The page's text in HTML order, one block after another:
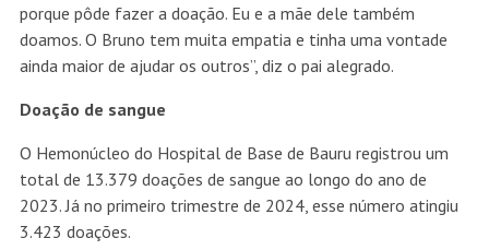
porque pôde fazer a doação. Eu e a mãe dele também
doamos. O Bruno tem muita empatia e tinha uma vontade
ainda maior de ajudar os outros”, diz o pai alegrado.
Doação de sangue
O Hemonúcleo do Hospital de Base de Bauru registrou um
total de 13.379 doações de sangue ao longo do ano de
2023. Já no primeiro trimestre de 2024, esse número atingiu
3.423 doações.